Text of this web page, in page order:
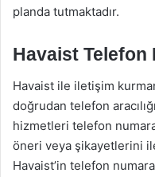
planda tutmaktadır.
Havaist Telefon
Havaist ile iletişim
doğrudan telefon
hizmetleri telefon
öneri veya şikayetlerini
Havaist’in telefon